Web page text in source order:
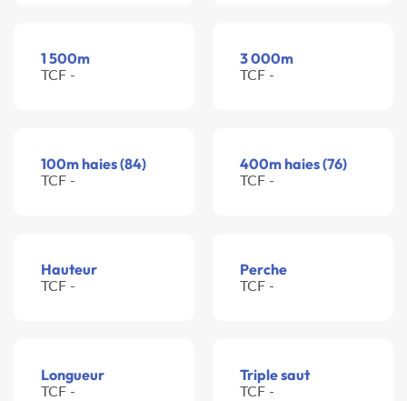
1 500m
TCF -
3 000m
TCF -
100m haies (84)
TCF -
400m haies (76)
TCF -
Hauteur
TCF -
Perche
TCF -
Longueur
TCF -
Triple saut
TCF -